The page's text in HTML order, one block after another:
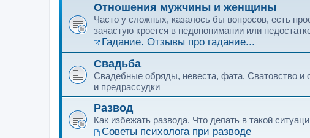
Отношения мужчины и женщины
Часто у сложных, казалось бы вопросов, есть
зачастую кроется в недопонимании или
Гадание. Отзывы про гадание...
Свадьба
Свадебные обряды, невеста, фата. Сватовство и
и предрассудки
Развод
Как избежать развода. Что делать в такой
Советы психолога при разводе